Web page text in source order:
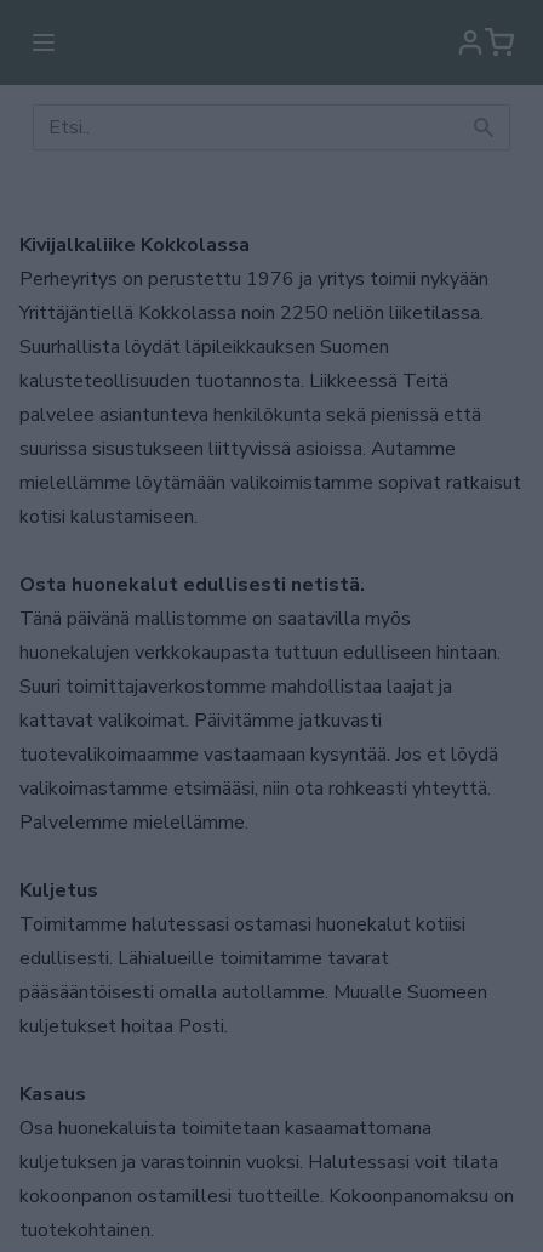
Kivijalkaliike Kokkolassa
Perheyritys on perustettu 1976 ja yritys toimii nykyään
Yrittäjäntiellä Kokkolassa noin 2250 neliön liiketilassa.
Suurhallista löydät läpileikkauksen Suomen
kalusteteollisuuden tuotannosta. Liikkeessä Teitä
palvelee asiantunteva henkilökunta sekä pienissä että
suurissa sisustukseen liittyvissä asioissa. Autamme
mielellämme löytämään valikoimistamme sopivat ratkaisut
kotisi kalustamiseen.
Osta huonekalut edullisesti netistä.
Tänä päivänä mallistomme on saatavilla myös
huonekalujen verkkokaupasta tuttuun edulliseen hintaan.
Suuri toimittajaverkostomme mahdollistaa laajat ja
kattavat valikoimat. Päivitämme jatkuvasti
tuotevalikoimaamme vastaamaan kysyntää. Jos et löydä
valikoimastamme etsimääsi, niin ota rohkeasti yhteyttä.
Palvelemme mielellämme.
Kuljetus
Toimitamme halutessasi ostamasi huonekalut kotiisi
edullisesti. Lähialueille toimitamme tavarat
pääsääntöisesti omalla autollamme. Muualle Suomeen
kuljetukset hoitaa Posti.
Kasaus
Osa huonekaluista toimitetaan kasaamattomana
kuljetuksen ja varastoinnin vuoksi. Halutessasi voit tilata
kokoonpanon ostamillesi tuotteille. Kokoonpanomaksu on
tuotekohtainen.